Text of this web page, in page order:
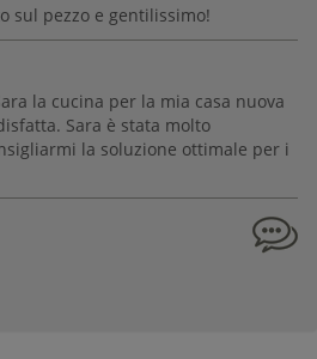
sul pezzo e gentilissimo!
la cucina per la mia casa nuova
Sara è stata molto
la soluzione ottimale per i